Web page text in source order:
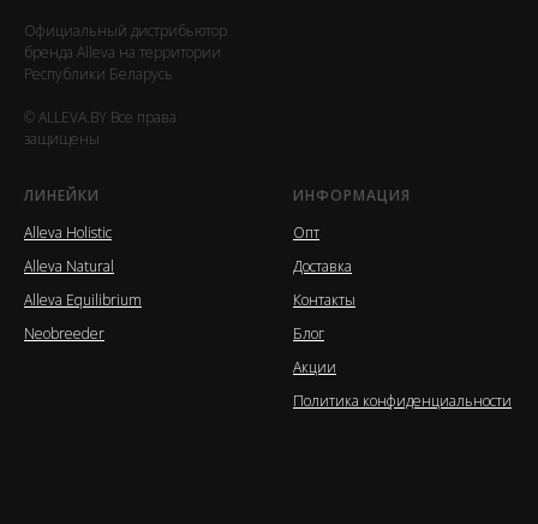
Официальный дистрибьютор
бренда Alleva на территории
Республики Беларусь
© ALLEVA.BY Все права
защищены
ЛИНЕЙКИ
Alleva Holistic
Alleva Natural
Alleva Equilibrium
Neobreeder
ИНФОРМАЦИЯ
Опт
Доставка
Контакты
Блог
Акции
Политика конфиденциальности